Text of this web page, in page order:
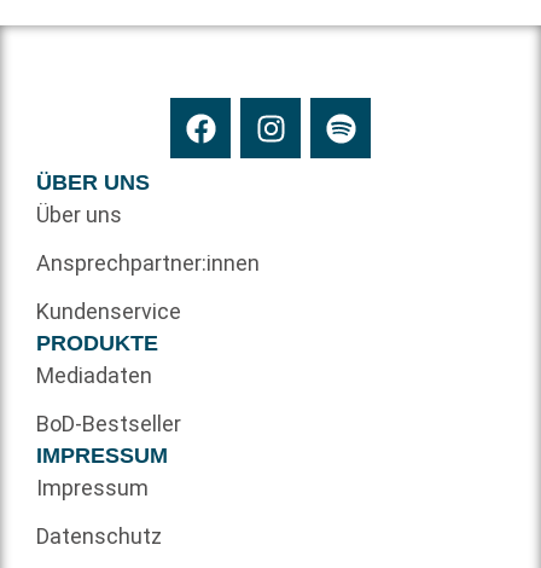
ÜBER UNS
Über uns
Ansprechpartner:innen
Kundenservice
PRODUKTE
Mediadaten
BoD-Bestseller
IMPRESSUM
Impressum
Datenschutz